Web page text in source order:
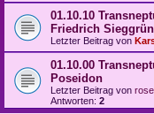
01.10.10
Friedrich Sieggrün
Letzter Beitrag von
01.10.00
Poseidon
Letzter Beitrag von
Antworten: 2